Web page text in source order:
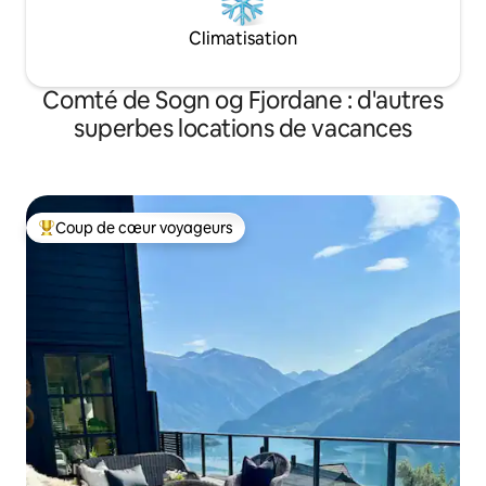
Climatisation
Comté de Sogn og Fjordane : d'autres
superbes locations de vacances
Coups de cœur voyageurs les plus appréciés
Coup de cœur voyageurs